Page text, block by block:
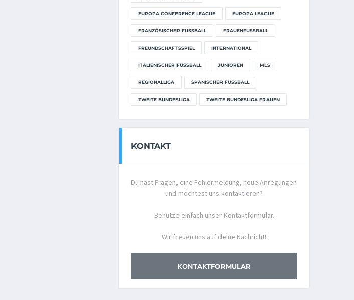
EUROPA CONFERENCE LEAGUE EUROPA LEAGUE
FRANZÖSISCHER FUSSBALL FRAUENFUSSBALL
FREUNDSCHAFTSSPIEL INTERNATIONAL
ITALIENISCHER FUSSBALL JUNIOREN MLS
REGIONALLIGA SPANISCHER FUSSBALL
ZWEITE BUNDESLIGA ZWEITE BUNDESLIGA FRAUEN
KONTAKT
Du hast Fragen, eine Fehlermeldung, neue Anregungen
und möchtest uns kontaktieren?
Benutze einfach unser Kontaktformular.
Wir freuen uns auf deine Nachricht!
KONTAKTFORMULAR